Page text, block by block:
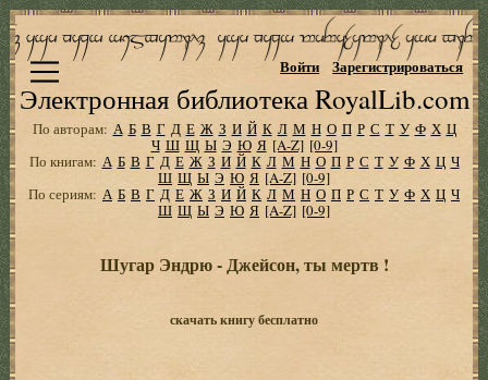
Электронная библиотека RoyalLib.com
Войти Зарегистрироваться
По авторам: А Б В Г Д Е Ж З И Й К Л М Н О П Р С Т У Ф Х Ц
Ч Ш Щ Ы Э Ю Я [A-Z] [0-9]
По книгам: А Б В Г Д Е Ж З И Й К Л М Н О П Р С Т У Ф Х Ц Ч
Ш Щ Ы Э Ю Я [A-Z] [0-9]
По сериям: А Б В Г Д Е Ж З И Й К Л М Н О П Р С Т У Ф Х Ц Ч
Ш Щ Ы Э Ю Я [A-Z] [0-9]
Шугар Эндрю - Джейсон, ты мертв !
скачать книгу бесплатно